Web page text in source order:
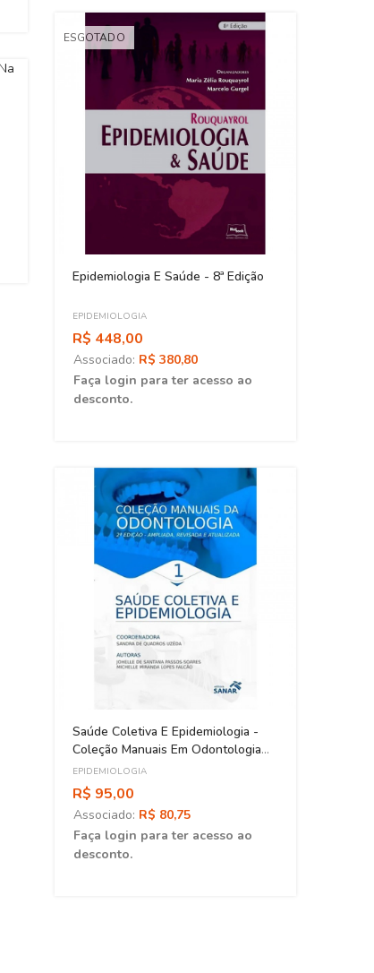
ESGOTADO
Epidemiologia E Saúde - 8ª Edição
EPIDEMIOLOGIA
R$ 448,00
Associado: R$ 380,80
Faça login para ter acesso ao
desconto.
Saúde Coletiva E Epidemiologia -
Coleção Manuais Em Odontologia
Vol. 01
EPIDEMIOLOGIA
R$ 95,00
Associado: R$ 80,75
Faça login para ter acesso ao
desconto.